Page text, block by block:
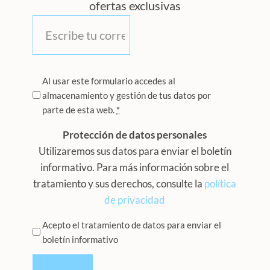
ofertas exclusivas
Privacidad
*
Al usar este formulario accedes al
almacenamiento y gestión de tus datos por
parte de esta web. *
Protección de datos personales
Utilizaremos sus datos para enviar el boletín
informativo. Para más información sobre el
tratamiento y sus derechos, consulte la política
de privacidad
Privacidad
Acepto el tratamiento de datos para enviar el
boletín informativo